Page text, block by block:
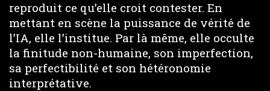
reproduit ce qu’elle croit contester. En
mettant en scène la puissance de vérité de
l’IA, elle l’institue. Par là même, elle occulte
la finitude non-humaine, son imperfection,
sa perfectibilité et son hétéronomie
interprétative.